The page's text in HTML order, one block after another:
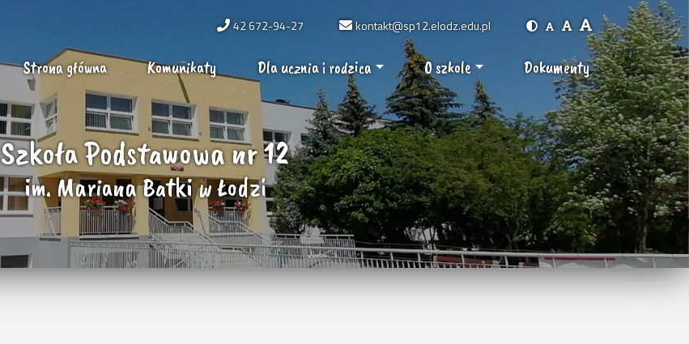
42 672-94-27 kontakt@sp12.elodz.edu.pl
Strona główna Komunikaty Dla ucznia i rodzica O szkole Dokumenty
Szkoła Podstawowa nr 12
im. Mariana Batki w Łodzi